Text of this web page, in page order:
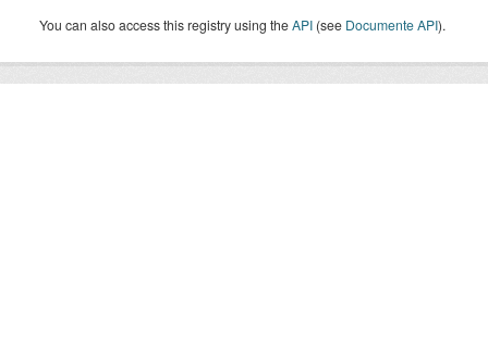
You can also access this registry using theAPI (see Documente API).